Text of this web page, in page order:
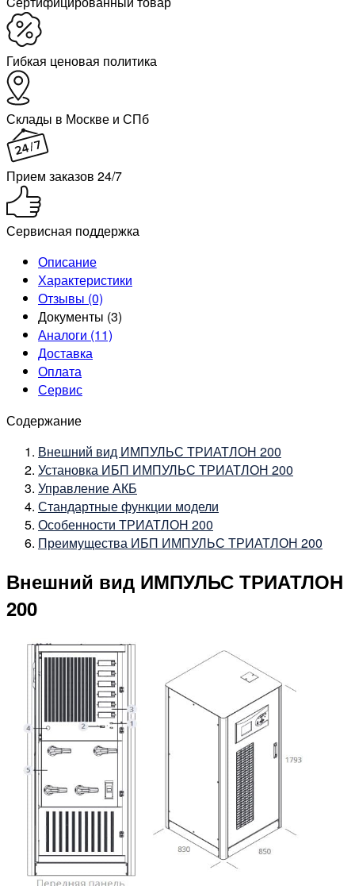
Гибкая ценовая политика
Склады в Москве и СПб
Прием заказов 24/7
Сервисная поддержка
Описание
Характеристики
Отзывы (0)
Документы (3)
Аналоги (11)
Доставка
Оплата
Сервис
Содержание
Внешний вид ИМПУЛЬС ТРИАТЛОН 200
Установка ИБП ИМПУЛЬС ТРИАТЛОН 200
Управление АКБ
Стандартные функции модели
Особенности ТРИАТЛОН 200
Преимущества ИБП ИМПУЛЬС ТРИАТЛОН 200
Внешний вид ИМПУЛЬС ТРИАТЛОН
200